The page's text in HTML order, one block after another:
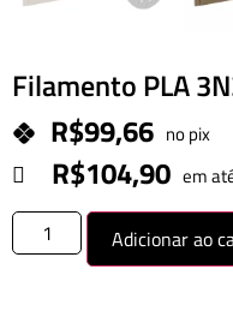
Filamento PLA
R$99,66 no pix
R$104,90 em
Adicionar ao